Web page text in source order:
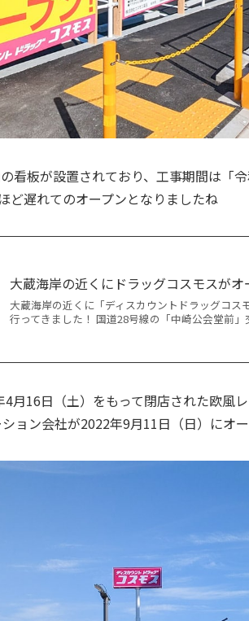
看板が設置されており、工事期間は「
ど遅れてのオープンとなりましたね
大蔵海岸の近くにドラッグコスモスがオ
大蔵海岸の近くに「ディスカウントドラッグコ
行ってきました！ 国道28号線の「中崎公会堂前
月16日（土）をもって閉店された欧風
ョン会社が2022年9月11日（日）にオ